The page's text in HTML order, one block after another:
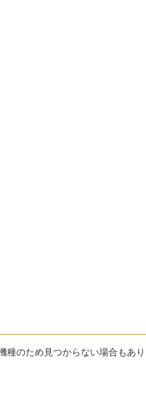
種のため見つからない場合もあり